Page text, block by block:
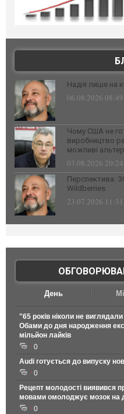
Надія лише на
06.08.2026 08:49
Чому США не
виробництво
можливі
03.08.2026 20:24
Перспектива:
Wildberries
23.07.2026 11:31
День
"65 років ніколи не
Обами до дня народження
мільйон лайків
0
Audi готується до випуску
0
Рецепт молодості виявився
мовами омолоджує мозок на
0